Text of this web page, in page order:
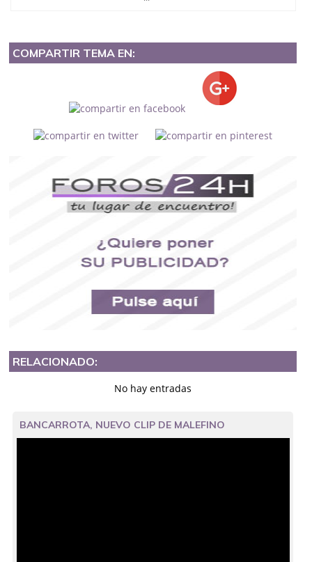
COMPARTIR TEMA EN:
RELACIONADO:
No hay entradas
BANCARROTA, NUEVO CLIP DE MALEFINO